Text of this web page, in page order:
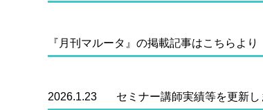
『月刊マルータ』の掲載記事はこちら
2026. 1.23 セミナー講師実績等を更新し